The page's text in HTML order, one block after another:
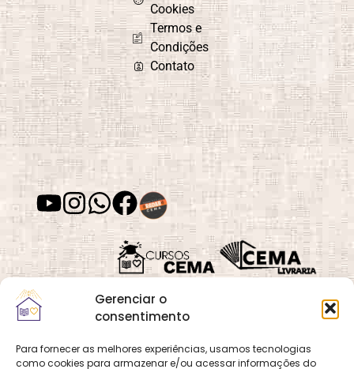
Gerenciar o
consentimento
Para fornecer as melhores experiências, usamos tecnologias
como cookies para armazenar e/ou acessar informações do
Cookies
Termos e
Condições
Contato